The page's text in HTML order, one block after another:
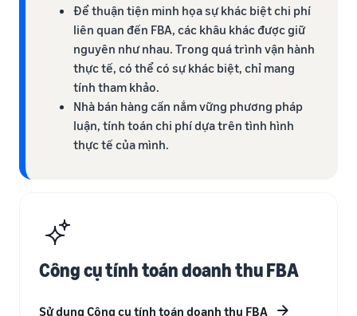
Để thuận tiện minh họa sự khác biệt chi phí
liên quan đến FBA, các khâu khác được giữ
nguyên như nhau. Trong quá trình vận hành
thực tế, có thể có sự khác biệt, chỉ mang
tính tham khảo.​
Nhà bán hàng cần nắm vững phương pháp
luận, tính toán chi phí dựa trên tình hình
thực tế của mình.​
Công cụ tính toán doanh thu FBA
Sử dụng Công cụ tính toán doanh thu FBA